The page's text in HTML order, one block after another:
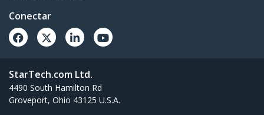
Conectar
StarTech.com Ltd.
4490 South Hamilton Rd
Groveport, Ohio 43125 U.S.A.